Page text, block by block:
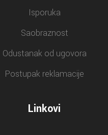
Isporuka
Saobraznost
Odustanak od ugovora
Postupak reklamacije
Linkovi